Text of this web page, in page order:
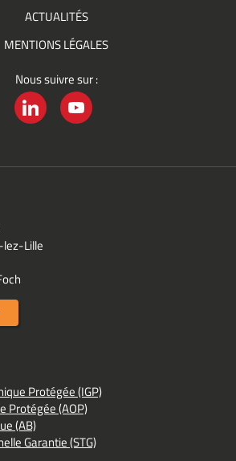
ACTUALITÉS
MENTIONS LÉGALES
Nous suivre sur :
Lille
Protégée (IGP)
Protégée (AOP)
(AB)
Garantie (STG)